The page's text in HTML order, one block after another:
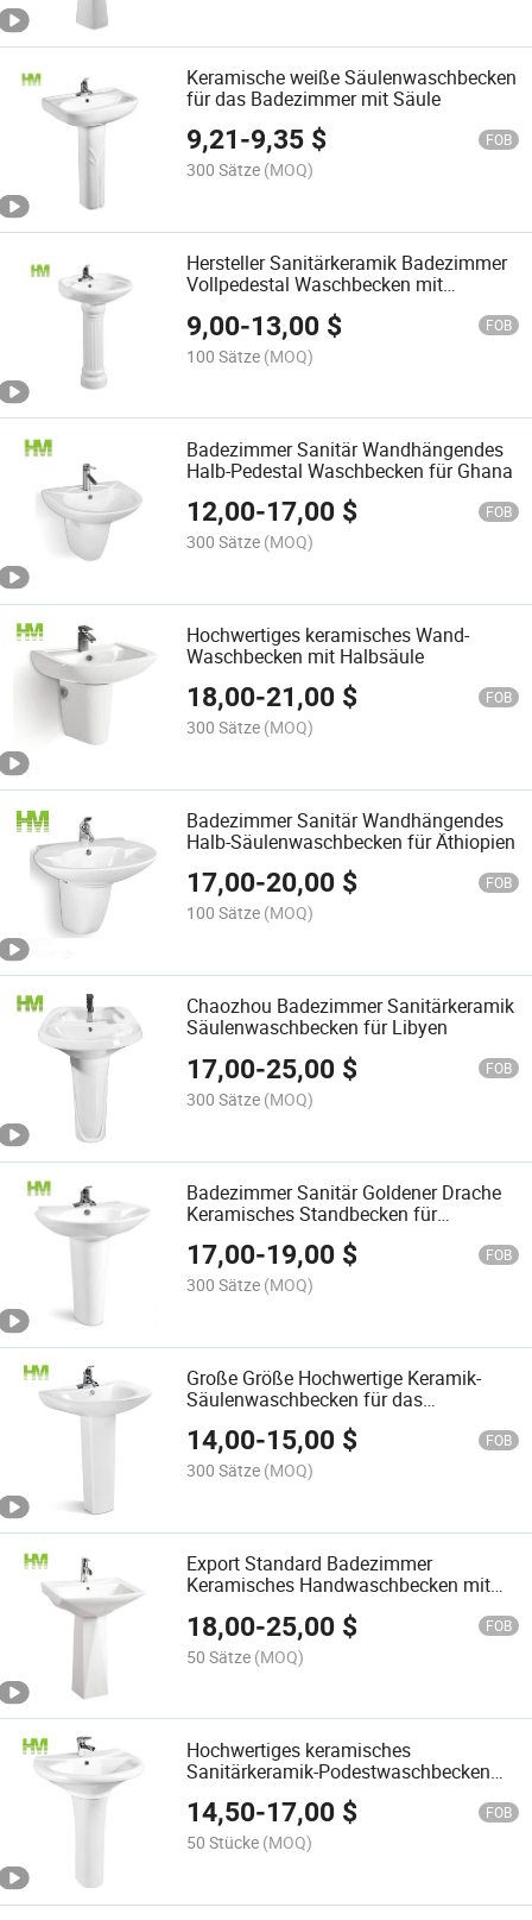
Keramische weiße Säulenwaschbecken
für das Badezimmer mit Säule
9,21-9,35 $ FOB
300 Sätze (MOQ)
Hersteller Sanitärkeramik Badezimmer
Vollpedestal Waschbecken mit
9,00-13,00 $ FOB
100 Sätze (MOQ)
Badezimmer Sanitär Wandhängendes
Halb-Pedestal Waschbecken für Ghana
12,00-17,00 $ FOB
300 Sätze (MOQ)
Hochwertiges keramisches Wand-
Waschbecken mit Halbsäule
18,00-21,00 $ FOB
300 Sätze (MOQ)
Badezimmer Sanitär Wandhängendes
Halb-Säulenwaschbecken für Äthiopien
17,00-20,00 $ FOB
100 Sätze (MOQ)
Chaozhou Badezimmer Sanitärkeramik
Säulenwaschbecken für Libyen
17,00-25,00 $ FOB
300 Sätze (MOQ)
Badezimmer Sanitär Goldener Drache
Keramisches Standbecken für
17,00-19,00 $ FOB
300 Sätze (MOQ)
Große Größe Hochwertige Keramik-
Säulenwaschbecken für das
14,00-15,00 $ FOB
300 Sätze (MOQ)
Export Standard Badezimmer
Keramisches Handwaschbecken mit
18,00-25,00 $ FOB
50 Sätze (MOQ)
Hochwertiges keramisches
Sanitärkeramik-Podestwaschbecken
für das Badezimmer
14,50-17,00 $ FOB
50 Stücke (MOQ)